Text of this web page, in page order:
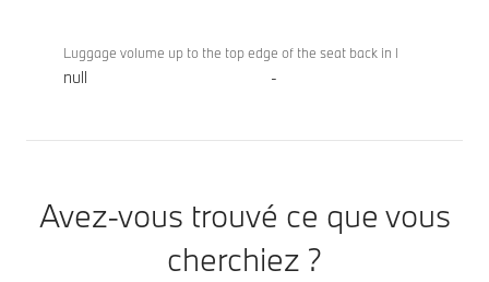
Luggage volume up to the top edge of the seat back in l
null -
Avez-vous trouvé ce que vous
cherchiez ?